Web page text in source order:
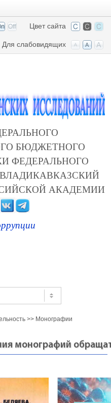
Цвет сайта
Для слабовидящих
БЮДЖЕТНОГО
ФЕДЕРАЛЬНОГО
АКАДЕМИИ
>> Монографии
монографий